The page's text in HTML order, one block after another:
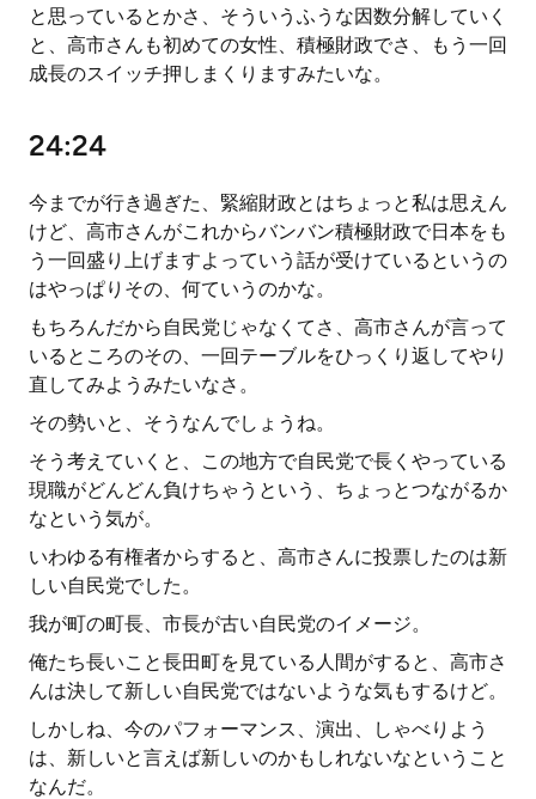
と思っているとかさ、そういうふうな因数分解していく
と、高市さんも初めての女性、積極財政でさ、もう一回
成長のスイッチ押しまくりますみたいな。
24:24
今までが行き過ぎた、緊縮財政とはちょっと私は思えん
けど、高市さんがこれからバンバン積極財政で日本をも
う一回盛り上げますよっていう話が受けているというの
はやっぱりその、何ていうのかな。
もちろんだから自民党じゃなくてさ、高市さんが言って
いるところのその、一回テーブルをひっくり返してやり
直してみようみたいなさ。
その勢いと、そうなんでしょうね。
そう考えていくと、この地方で自民党で長くやっている
現職がどんどん負けちゃうという、ちょっとつながるか
なという気が。
いわゆる有権者からすると、高市さんに投票したのは新
しい自民党でした。
我が町の町長、市長が古い自民党のイメージ。
俺たち長いこと長田町を見ている人間がすると、高市さ
んは決して新しい自民党ではないような気もするけど。
しかしね、今のパフォーマンス、演出、しゃべりよう
は、新しいと言えば新しいのかもしれないなということ
なんだ。